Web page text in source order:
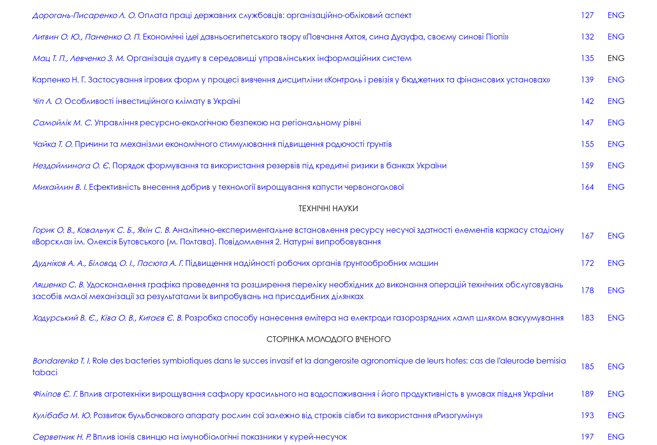
Дорогань-Писаренко Л. О. Оплата праці державних службовців: організаційно-обліковий аспект 127
ENG
Литвин О. Ю., Панченко О. П. Економічні ідеї давньоєгипетського твору «Повчання Ахтоя, сина Дуауфа, своєму синові Піопі» 132
ENG
Мац Т. П., Левченко З. М. Організація аудиту в середовищі управлінських інформаційних систем 135
ENG
Карпенко Н. Г. Застосування ігрових форм у процесі вивчення дисципліни «Контроль і ревізія у бюджетних та фінансових установах»
139
ENG
Чіп Л. О. Особливості інвестиційного клімату в Україні 142
ENG
Самойлік М. С. Управління ресурсно-екологічною безпекою на регіональному рівні 147
ENG
Чайка Т. О. Причини та механізми економічного стимулювання підвищення родючості ґрунтів 155
ENG
Нездойминога О. Є. Порядок формування та використання резервів під кредитні ризики в банках України 159
ENG
Михайлин В. І. Ефективність внесення добрив у технології вирощування капусти червоноголової 164
ENG
ТЕХНІЧНІ НАУКИ
Горик О. В., Ковальчук С. Б., Яхін С. В. Аналітично-експериментальне встановлення ресурсу несучої здатності елементів каркасу стадіону
«Ворскла» ім. Олексія Бутовського (м. Полтава). Повідомлення 2. Натурні випробовування
167 ENG
Дудніков А. А., Біловод О. І., Пасюта А. Г. Підвищення надійності робочих органів ґрунтообробних машин 172
ENG
Ляшенко С. В. Удосконалення графіка проведення та розширення переліку необхідних до виконання операцій технічних обслуговувань
засобів малої механізації за результатами їх випробувань на присадибних ділянках
178 ENG
Ходурський В. Є., Ківа О. В., Китаєв Є. В. Розробка способу нанесення емітера на електроди газорозрядних ламп шляхом вакуумування 183
ENG
СТОРІНКА МОЛОДОГО ВЧЕНОГО
Bondarenko T. I. Role des bacteries symbiotiques dans le succes invasif et la dangerosite agronomique de leurs hotes: cas de l’aleurode bemisia
tabaci
185 ENG
Філіпов Є. Г. Вплив агротехніки вирощування сафлору красильного на водоспоживання і його продуктивність в умовах півдня України 189
ENG
Кулібаба М. Ю. Розвиток бульбочкового апарату рослин сої залежно від строків сівби та використання «Ризогуміну» 193
ENG
Серветник Н. Р. Вплив іонів свинцю на імунобіологічні показники у курей-несучок 197
ENG